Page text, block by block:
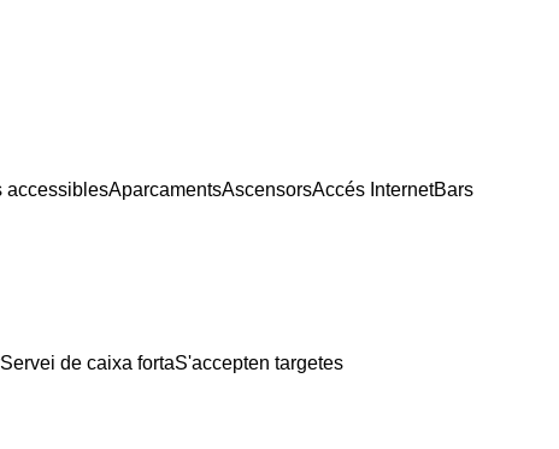
accessiblesAparcamentsAscensorsAccés InternetBars
Servei de caixa fortaS'accepten targetes